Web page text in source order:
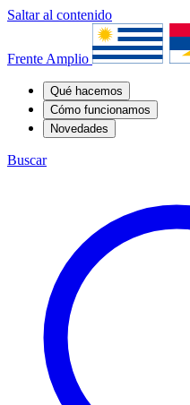
Saltar al contenido
Frente Amplio
Qué hacemos
Cómo funcionamos
Novedades
Buscar